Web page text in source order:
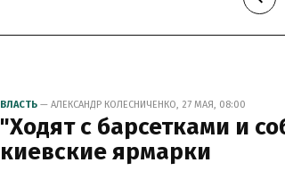
ВЛАСТЬ — АЛЕКСАНДР КОЛЕСНИЧЕНКО, 27 МАЯ, 08:00
"Ходят с барсетками и
киевские ярмарки